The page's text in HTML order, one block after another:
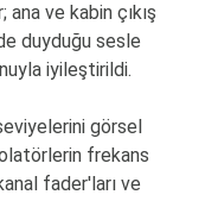
ve kabin çıkış
duyduğu sesle
iyileştirildi.
görsel
frekans
fader'ları ve